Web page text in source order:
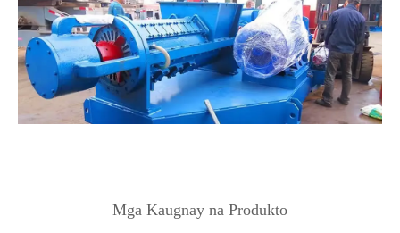
Mga Kaugnay na Produkto